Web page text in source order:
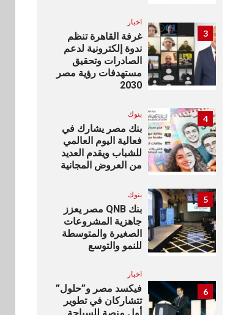
3
اخبار
غرفة القاهرة تنظم
ندوة إلكترونية لدعم
الصادرات وتحقيق
مستهدفات رؤية مصر
2030
4 بنوك
بنك مصر يشارك في
فعالية اليوم العالمي
للشباب ويقدم العديد
من العروض المجانية
5 بنوك
بنك QNB مصر يعزز
جاهزية المشروعات
الصغيرة والمتوسطة
للنمو والتوسع
6
اخبار
فيكسد مصر و”حلول”
تتشاركان في تطوير